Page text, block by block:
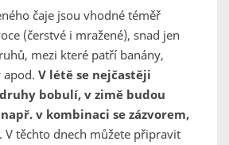
čaje jsou vhodné téměř
(čerstvé i mražené), snad jen
mezi které patří banány,
apod. V létě se nejčastěji
bobulí, v zimě budou
v kombinaci se zázvorem,
V těchto dnech můžete připravit